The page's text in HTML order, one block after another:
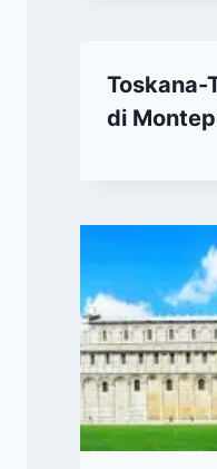
Toskana-
di